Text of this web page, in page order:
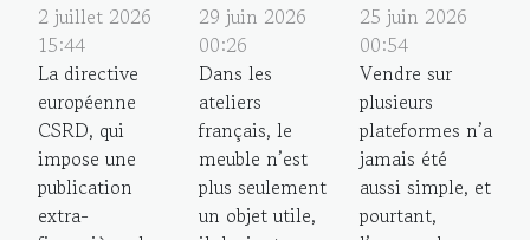
2 juillet 2026
15:44
La directive
européenne
CSRD, qui
impose une
publication
extra-
29 juin 2026
00:26
Dans les
ateliers
français, le
meuble n’est
plus seulement
un objet utile,
25 juin 2026
00:54
Vendre sur
plusieurs
plateformes n’a
jamais été
aussi simple, et
pourtant,